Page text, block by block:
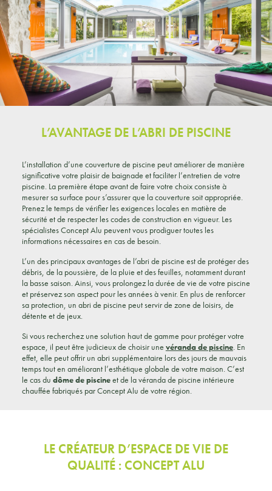
L’AVANTAGE DE L’ABRI DE PISCINE
L’installation d’une couverture de piscine peut améliorer de manière
significative votre plaisir de baignade et faciliter l’entretien de votre
piscine. La première étape avant de faire votre choix consiste à
mesurer sa surface pour s’assurer que la couverture soit appropriée.
Prenez le temps de vérifier les exigences locales en matière de
sécurité et de respecter les codes de construction en vigueur. Les
spécialistes Concept Alu peuvent vous prodiguer toutes les
informations nécessaires en cas de besoin.
L’un des principaux avantages de l’abri de piscine est de protéger des
débris, de la poussière, de la pluie et des feuilles, notamment durant
la basse saison. Ainsi, vous prolongez la durée de vie de votre piscine
et préservez son aspect pour les années à venir. En plus de renforcer
sa protection, un abri de piscine peut servir de zone de loisirs, de
détente et de jeux.
Si vous recherchez une solution haut de gamme pour protéger votre
espace, il peut être judicieux de choisir une véranda de piscine. En
effet, elle peut offrir un abri supplémentaire lors des jours de mauvais
temps tout en améliorant l’esthétique globale de votre maison. C’est
le cas du dôme de piscineet de la véranda de piscine intérieure
chauffée fabriqués par Concept Alu de votre région.
LE CRÉATEUR D’ESPACE DE VIE DE
QUALITÉ : CONCEPT ALU